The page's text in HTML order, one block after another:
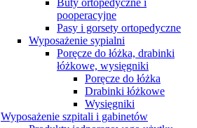
Buty ortopedyczne i
pooperacyjne
Pasy i gorsety ortopedyczne
Wyposażenie sypialni
Poręcze do łóżka, drabinki
łóżkowe, wysięgniki
Poręcze do łóżka
Drabinki łóżkowe
Wysięgniki
Wyposażenie szpitali i gabinetów